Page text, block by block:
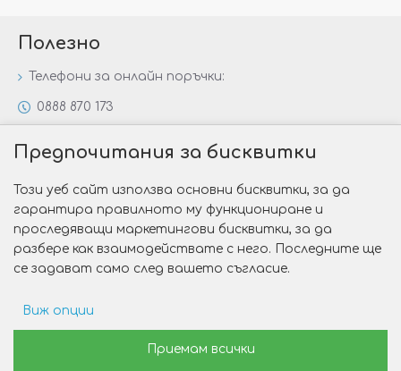
Полезно
Телефони за онлайн поръчки:
0888 870 173
Специални предложения
Защо да изберете Victoria Gold&Silver?
Как да изберем годежен пръстен?
Изработка на сайт от Web R Solution®
Предпочитания за бисквитки
Този уеб сайт използва основни бисквитки, за да
гарантира правилното му функциониране и
проследяващи маркетингови бисквитки, за да
разбере как взаимодействате с него. Последните ще
се задават само след вашето съгласие.
Виж опции
Рекламни предпочитанияПриемам всички